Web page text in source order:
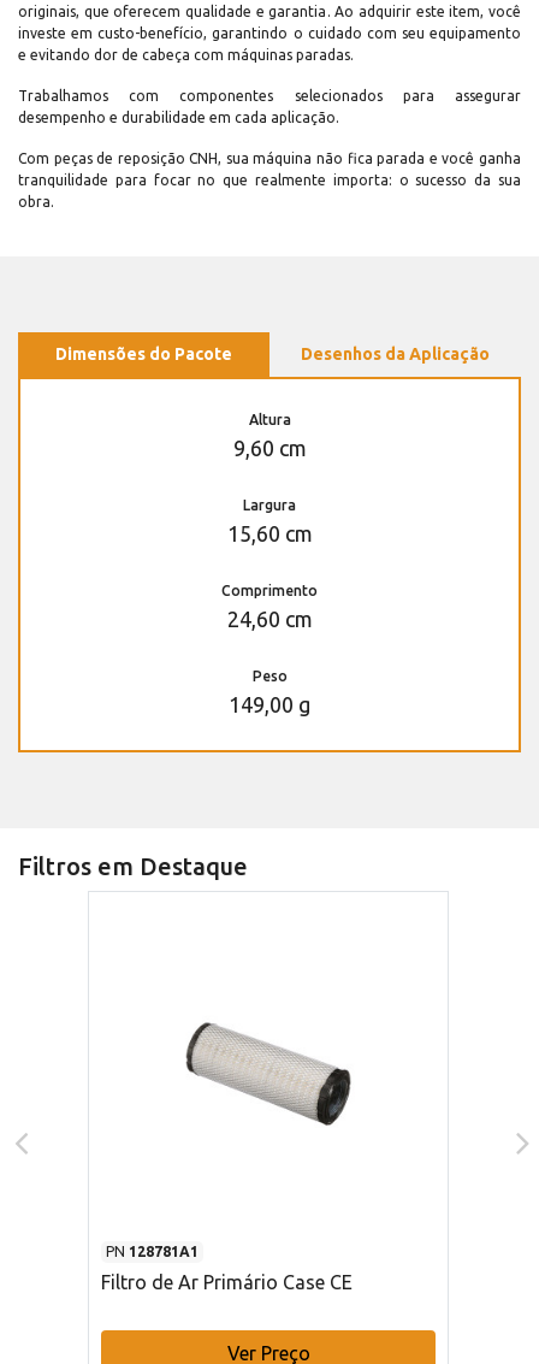
originais, que oferecem qualidade e garantia. Ao adquirir este item, você
investe em custo-benefício, garantindo o cuidado com seu equipamento
e evitando dor de cabeça com máquinas paradas.
Trabalhamos com componentes selecionados para assegurar
desempenho e durabilidade em cada aplicação.
Com peças de reposição CNH, sua máquina não fica parada e você ganha
tranquilidade para focar no que realmente importa: o sucesso da sua
obra.
Dimensões do Pacote Desenhos da Aplicação
Altura
9,60 cm
Largura
15,60 cm
Comprimento
24,60 cm
Peso
149,00 g
Filtros em Destaque
PN 128781A1
Filtro de Ar Primário Case CE
Ver Preço